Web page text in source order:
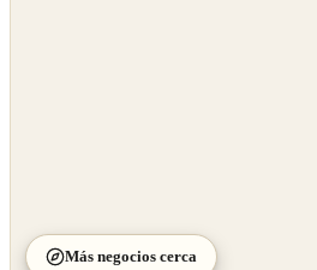
Más negocios cerca